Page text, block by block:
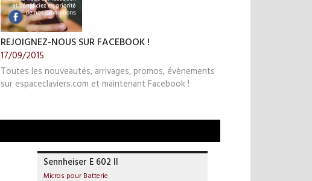
REJOIGNEZ-NOUS SUR FACEBOOK !
17/09/2015
Toutes les nouveautés, arrivages, promos, évènements
sur espaceclaviers.com et maintenant Facebook !
Sennheiser E 602 II
Micros pour Batterie